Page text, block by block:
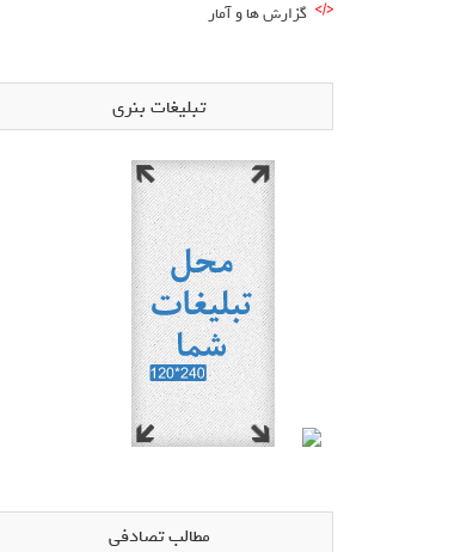
گزارش ها و آمار
تبلیغات بنری
مطالب تصادفی